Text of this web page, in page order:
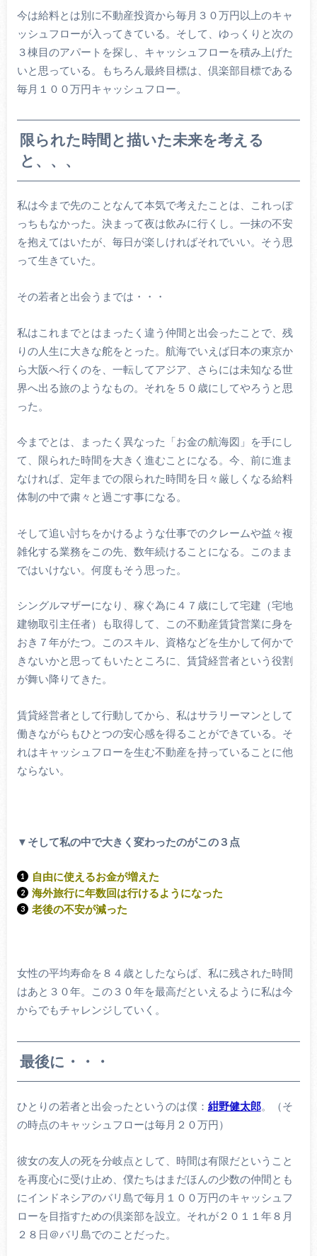
今は給料とは別に不動産投資から毎月３０万円以上のキャ
ッシュフローが入ってきている。そして、ゆっくりと次の
３棟目のアパートを探し、キャッシュフローを積み上げた
いと思っている。もちろん最終目標は、倶楽部目標である
毎月１００万円キャッシュフロー。
限られた時間と描いた未来を考える
と、、、
私は今まで先のことなんて本気で考えたことは、これっぽ
っちもなかった。決まって夜は飲みに行くし。一抹の不安
を抱えてはいたが、毎日が楽しければそれでいい。そう思
って生きていた。
その若者と出会うまでは・・・
私はこれまでとはまったく違う仲間と出会ったことで、残
りの人生に大きな舵をとった。航海でいえば日本の東京か
ら大阪へ行くのを、一転してアジア、さらには未知なる世
界へ出る旅のようなもの。それを５０歳にしてやろうと思
った。
今までとは、まったく異なった「お金の航海図」を手にし
て、限られた時間を大きく進むことになる。今、前に進ま
なければ、定年までの限られた時間を日々厳しくなる給料
体制の中で粛々と過ごす事になる。
そして追い討ちをかけるような仕事でのクレームや益々複
雑化する業務をこの先、数年続けることになる。このまま
ではいけない。何度もそう思った。
シングルマザーになり、稼ぐ為に４７歳にして宅建（宅地
建物取引主任者）も取得して、この不動産賃貸営業に身を
おき７年がたつ。このスキル、資格などを生かして何かで
きないかと思ってもいたところに、賃貸経営者という役割
が舞い降りてきた。
賃貸経営者として行動してから、私はサラリーマンとして
働きながらもひとつの安心感を得ることができている。そ
れはキャッシュフローを生む不動産を持っていることに他
ならない。
▼そして私の中で大きく変わったのがこの３点
自由に使えるお金が増えた
海外旅行に年数回は行けるようになった
老後の不安が減った
女性の平均寿命を８４歳としたならば、私に残された時間
はあと３０年。この３０年を最高だといえるように私は今
からでもチャレンジしていく。
最後に・・・
ひとりの若者と出会ったというのは僕： 紺野健太郎。（そ
の時点のキャッシュフローは毎月２０万円）
彼女の友人の死を分岐点として、時間は有限だということ
を再度心に受け止め、僕たちはまだほんの少数の仲間とも
にインドネシアのバリ島で毎月１００万円のキャッシュフ
ローを目指すための倶楽部を設立。それが２０１１年８月
２８日＠バリ島でのことだった。